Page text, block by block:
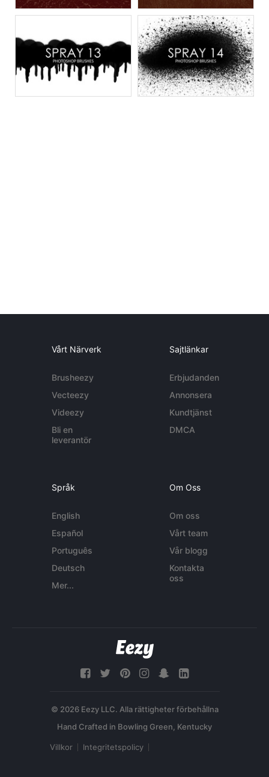
Vårt Närverk
Brusheezy
Vecteezy
Videezy
Bli en
leverantör
Sajtlänkar
Erbjudanden
Annonsera
Kundtjänst
DMCA
Språk
English
Español
Português
Deutsch
Mer...
Om Oss
Om oss
Vårt team
Vår blogg
Kontakta
oss
© 2026 Eezy LLC. Alla rättigheter förbehållna
Villkor Integritetspolicy